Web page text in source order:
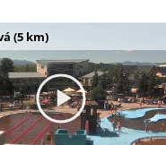
(5 km)